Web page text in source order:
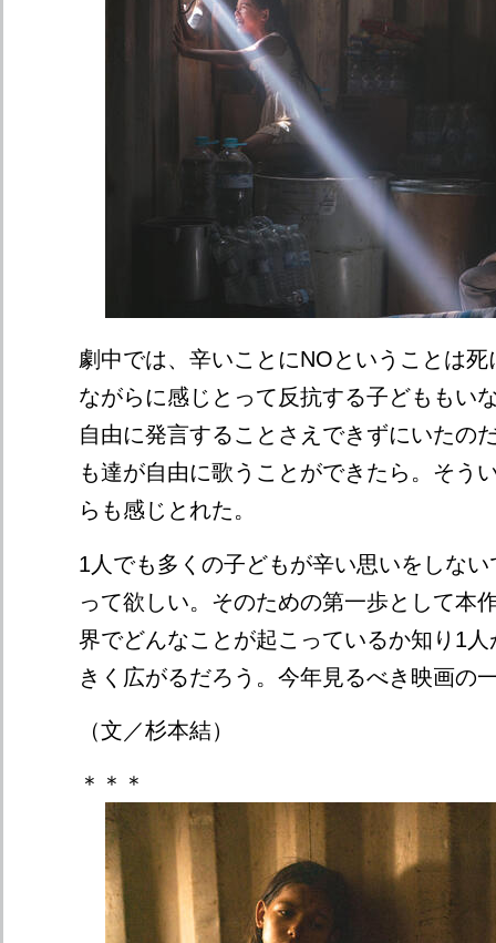
劇中では、辛いことにNOということは
ながらに感じとって反抗する子どももい
自由に発言することさえできずにいたの
も達が自由に歌うことができたら。そう
らも感じとれた。
1人でも多くの子どもが辛い思いをしな
って欲しい。そのための第一歩として本
界でどんなことが起こっているか知り1
きく広がるだろう。今年見るべき映画の
（文／杉本結）
＊＊＊